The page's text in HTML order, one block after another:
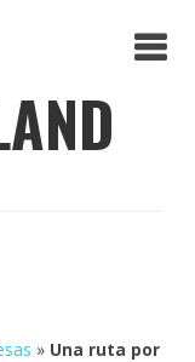
» Una ruta por